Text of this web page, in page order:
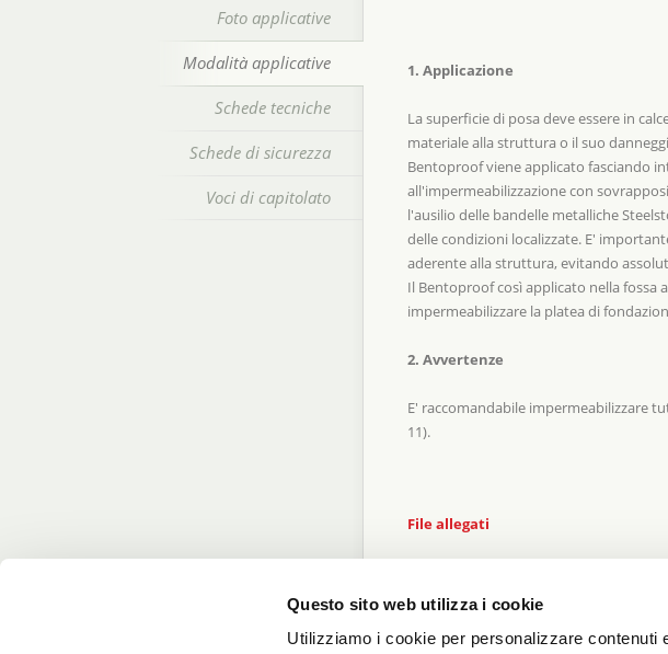
Questo sito web utilizza i cookie
Utilizziamo i cookie per personalizzare contenuti
Foto applicative
Modalità applicative
Schede tecniche
Schede di sicurezza
Voci di capitolato
1. Applicazione
La superficie di posa deve essere in
materiale alla struttura o il suo
Bentoproof viene applicato fasciando
all'impermeabilizzazione con
l'ausilio delle bandelle metalliche
delle condizioni localizzate. E'
aderente alla struttura, evitando
Il Bentoproof così applicato nella fossa
impermeabilizzare la platea di
2. Avvertenze
E' raccomandabile impermeabilizzare
11).
File allegati
MA 18 - Impermeabilizzazione fossa